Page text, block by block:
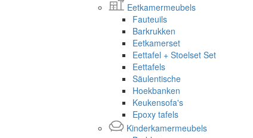
Eetkamermeubels
Fauteuils
Barkrukken
Eetkamerset
Eettafel + Stoelset Set
Eettafels
Säulentische
Hoekbanken
Keukensofa's
Epoxy tafels
Kinderkamermeubels